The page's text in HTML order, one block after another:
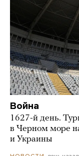
Война
1627-й день.
в Черном море
и Украины